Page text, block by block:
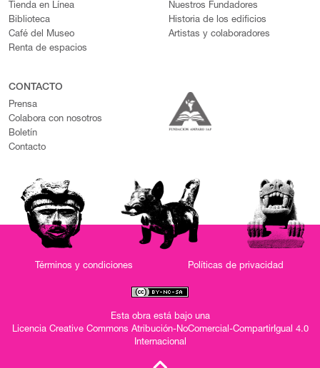
Tienda en Línea
Biblioteca
Café del Museo
Renta de espacios
Nuestros Fundadores
Historia de los edificios
Artistas y colaboradores
CONTACTO
Prensa
Colabora con nosotros
Boletín
Contacto
Términos y condiciones Políticas de privacidad
Esta obra está bajo una
Licencia Creative Commons Atribución-NoComercial-CompartirIgual 4.0
Internacional